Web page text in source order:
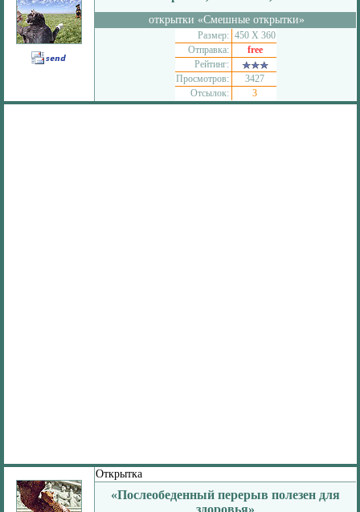
открытки «Смешные открытки»
Размер: 450 Х 360
Отправка:
free
Рейтинг:
Просмотров:
3427
Отсылок:
3
Открытка
«Послеобеденный перерыв полезен для
здоровья»